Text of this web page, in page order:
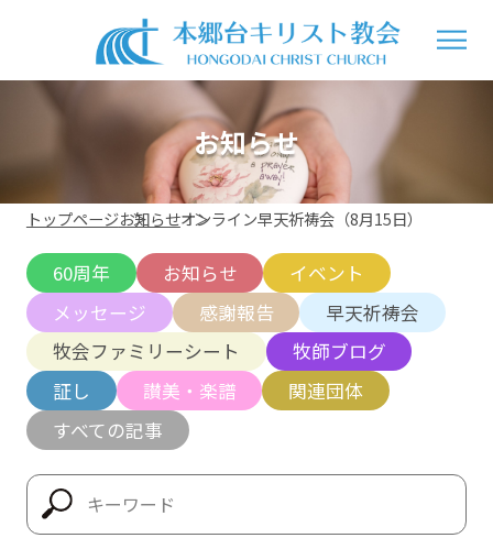
お知らせ
トップページお知らせオンライン早天祈祷会（8月15日）
60周年 お知らせ
イベント
メッセージ
感謝報告
早天祈祷会
牧会ファミリーシート
牧師ブログ
証し
讃美・楽譜
関連団体
すべての記事